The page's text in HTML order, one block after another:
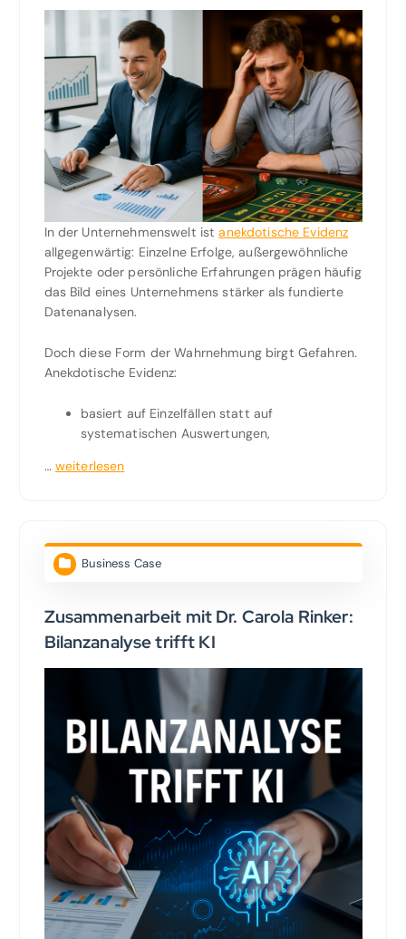
In der Unternehmenswelt istanekdotische Evidenz
allgegenwärtig: Einzelne Erfolge, außergewöhnliche
Projekte oder persönliche Erfahrungen prägen häufig
das Bild eines Unternehmens stärker als fundierte
Datenanalysen.
Doch diese Form der Wahrnehmung birgt Gefahren.
Anekdotische Evidenz:
basiert auf Einzelfällen statt auf
systematischen Auswertungen,
… weiterlesen
Business Case
Zusammenarbeit mit Dr. Carola Rinker:
Bilanzanalyse trifft KI